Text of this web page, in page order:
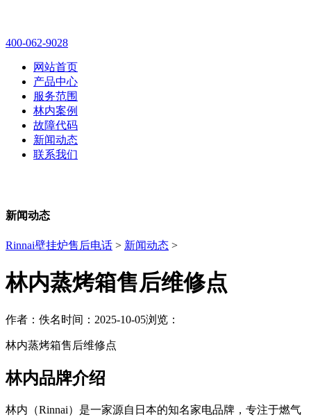
400-062-9028
网站首页
产品中心
服务范围
林内案例
故障代码
新闻动态
联系我们
新闻动态
Rinnai壁挂炉售后电话 > 新闻动态 >
林内蒸烤箱售后维修点
作者：佚名时间：2025-10-05浏览：
林内蒸烤箱售后维修点
林内品牌介绍
林内（Rinnai）是一家源自日本的知名家电品牌，专注于燃气